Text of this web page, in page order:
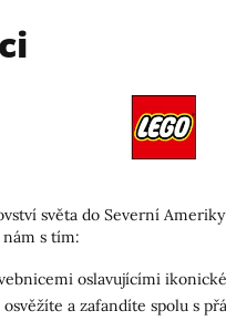
světa do Severní
s tím:
oslavujícími
a zafandíte spolu s